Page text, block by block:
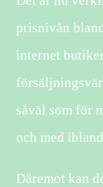
prisnivån
internet
såväl som för
och med
Däremot kan